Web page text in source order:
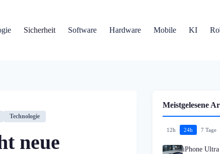
Sicherheit Software Hardware Mobile KI
Technologie
neue
Meistgelesene
12h 24h 7 Tage
iPhone